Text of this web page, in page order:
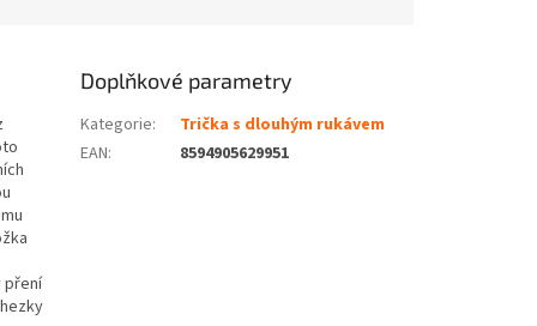
pření
Doplňkové parametry
Kategorie:
Trička s dlouhým rukávem
EAN: 8594905629951